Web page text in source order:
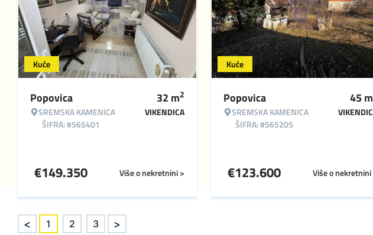
Kuće
Popovica
SREMSKA KAMENICA
ŠIFRA: #565401
32 m2
VIKENDICA
Više o nekretnini >
€149.350
Kuće
Popovica
SREMSKA KAMENICA
ŠIFRA: #565205
45m
Više o nekretnini
€123.600
< 1 2 3 >